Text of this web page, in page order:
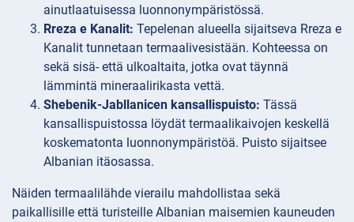
ainutlaatuisessa luonnonympäristössä.
Rreza e Kanalit: Tepelenan alueella sijaitseva Rreza e
Kanalit tunnetaan termaalivesistään. Kohteessa on
sekä sisä- että ulkoaltaita, jotka ovat täynnä
lämmintä mineraalirikasta vettä.
Shebenik-Jabllanicen kansallispuisto: Tässä
kansallispuistossa löydät termaalikaivojen keskellä
koskematonta luonnonympäristöä. Puisto sijaitsee
Albanian itäosassa.
Näiden termaalilähde vierailu mahdollistaa sekä
paikallisille että turisteille Albanian maisemien kauneuden